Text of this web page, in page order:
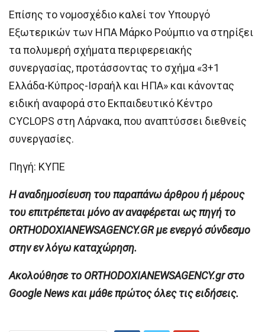
Επίσης το νομοσχέδιο καλεί τον Υπουργό
Εξωτερικών των ΗΠΑ Μάρκο Ρούμπιο να στηρίξει
τα πολυμερή σχήματα περιφερειακής
συνεργασίας, προτάσσοντας το σχήμα «3+1
Ελλάδα-Κύπρος-Ισραήλ και ΗΠΑ» και κάνοντας
ειδική αναφορά στο Εκπαιδευτικό Κέντρο
CYCLOPS στη Λάρνακα, που αναπτύσσει διεθνείς
συνεργασίες.
Πηγή: ΚΥΠΕ
H αναδημοσίευση του παραπάνω άρθρου ή μέρους
του επιτρέπεται μόνο αν αναφέρεται ως πηγή το
ORTHODOXIANEWSAGENCY.GR με ενεργό σύνδεσμο
στην εν λόγω καταχώρηση.
Ακολούθησε το ORTHODOXIANEWSAGENCY.gr στο
Google News και μάθε πρώτος όλες τις ειδήσεις.